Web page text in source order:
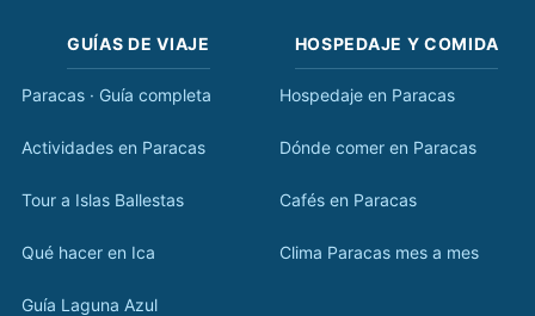
GUÍAS DE VIAJE
Paracas · Guía completa
Actividades en Paracas
Tour a Islas Ballestas
Qué hacer en Ica
Guía Laguna Azul
HOSPEDAJE Y COMIDA
Hospedaje en Paracas
Dónde comer en Paracas
Cafés en Paracas
Clima Paracas mes a mes